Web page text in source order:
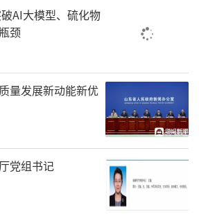
相，硬核数据彰显首位实
余组、超120件重磅实物展品
观众得以沉浸式体验山东的
AI大模型、硫化物
颈
量发展新动能新优
党组书记